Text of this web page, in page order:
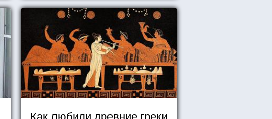
Как любили древние греки